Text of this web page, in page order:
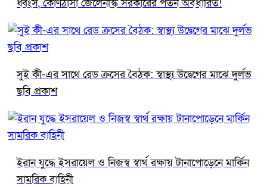
ধ্বংস, কোণঠাসা জেলেনস্কি সরকারের পতন অবধারিত!
সুই কী-এর সাথে রেড ক্রসের বৈঠক: স্বাস্থ্য উদ্বেগের মাঝে দুর্লভ
ছবি প্রকাশ
ইরান যুদ্ধে ইসরায়েল ও নিজস্ব স্বার্থ রক্ষায় টানাপোড়েনে মার্কিন
সামরিক বাহিনী